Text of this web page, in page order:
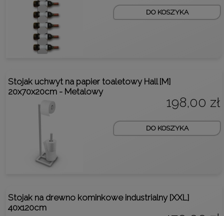
DO KOSZYKA
Stojak uchwyt na papier toaletowy Hall [M]
20x70x20cm - Metalowy
198,00 zł
DO KOSZYKA
Stojak na drewno kominkowe industrialny [XXL]
40x120cm